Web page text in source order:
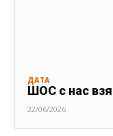
ДАТА
ШОС с нас
22/06/2026